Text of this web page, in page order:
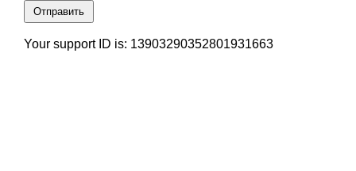
Отправить
Your support ID is: 13903290352801931663